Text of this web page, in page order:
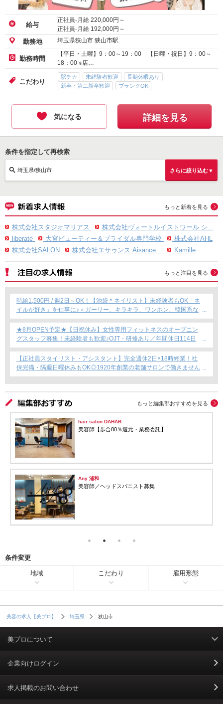
給与
正社員-月給 220,000円～
正社員-月給 192,000円～
勤務地 埼玉県狭山市 狭山市駅
勤務時間
【平日・土曜】9：00～19：00 【日曜・祝日】9：00～
18：00 ※店…
こだわり
駅チカ 未経験者歓迎
長期休暇あり
新卒・第二新卒歓迎
ブランクOK
気になる 詳細を見る
条件を指定して再検索
埼玉県/狭山市 さらに絞り込む▼
もっと新着を見る
株式会社スタジオマリアス
株式会社ヴォートルイストワール シ...
liberate
大宮ビューティー＆ブライダル専門学校
株式会社AHL
株式会社SALON
株式会社エサゥンス Aisance... Kamille
もっと注目を見る
時給1,500円 / 週2日～OK！【池袋＊ネイリスト】未経験者もOK「ネ
イルが好き」を仕事に♪＜ガーリー、キラキラ、ワンホン、韓国系な
ど幅広く提案できます！＞
★8月OPEN予定★【日祝休み】女性専用フィットネスのオープニン
グスタッフ募集！未経験者も歓迎♪OJT・研修あり／年間休日114日
／賞与年2回支給／育児短時間勤務制度あり◎
【正社員スタイリスト・アシスタント】完全週休2日×18時終業！社
保完備・隔週日曜休みもOK◎1920年創業の老舗サロンで働きません
か？
もっと編集部おすすめを見る
hair salon DAHAB
美容師【歩合80％還元・業務委託】
Any 浦和
美容師／ヘッドスパニスト募集
条件変更
地域 こだわり 雇用形態
美容の求人【美プロ】 埼玉県 狭山市
美プロについて
利用規約
掲載規約
企業向けログイン
求人掲載のお問い合わせ